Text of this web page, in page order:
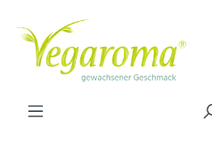
Zum Hauptinhalt springen